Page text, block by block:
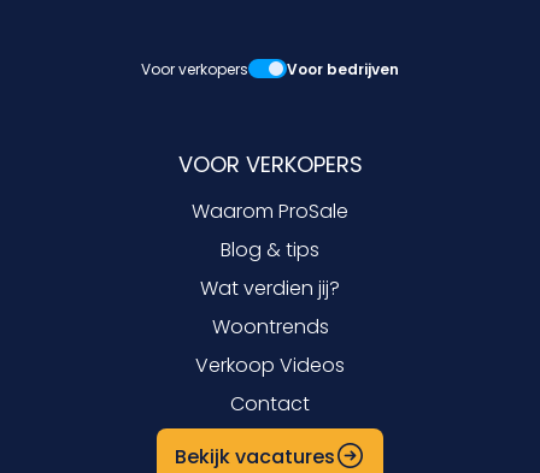
Voor verkopers Voor bedrijven
VOOR VERKOPERS
Waarom ProSale
Blog & tips
Wat verdien jij?
Woontrends
Verkoop Videos
Contact
Bekijk vacatures